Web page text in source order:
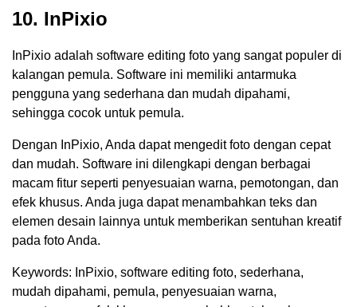
10. InPixio
InPixio adalah software editing foto yang sangat populer di
kalangan pemula. Software ini memiliki antarmuka
pengguna yang sederhana dan mudah dipahami,
sehingga cocok untuk pemula.
Dengan InPixio, Anda dapat mengedit foto dengan cepat
dan mudah. Software ini dilengkapi dengan berbagai
macam fitur seperti penyesuaian warna, pemotongan, dan
efek khusus. Anda juga dapat menambahkan teks dan
elemen desain lainnya untuk memberikan sentuhan kreatif
pada foto Anda.
Keywords: InPixio, software editing foto, sederhana,
mudah dipahami, pemula, penyesuaian warna,